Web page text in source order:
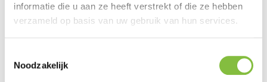
informatie die u aan ze heeft verstrekt of die ze hebben
verzameld op basis van uw gebruik van hun services.
Noodzakelijk